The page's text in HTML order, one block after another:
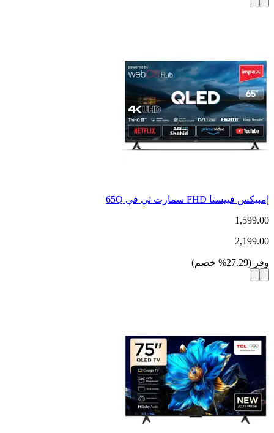
إمبيكس فييستا FHD سمارت تي في 65Q
1,599.00
2,199.00
وفر (
27.29
% خصم)